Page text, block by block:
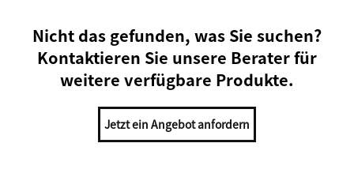
Nicht das gefunden, was Sie suchen?
Kontaktieren Sie unsere Berater für
weitere verfügbare Produkte.
Jetzt ein Angebot anfordern